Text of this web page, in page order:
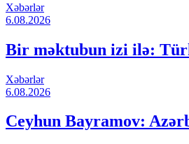
Xəbərlər
6.08.2026
Bir məktubun izi ilə:
Xəbərlər
6.08.2026
Ceyhun Bayramov: